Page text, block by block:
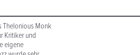
Thelonious Monk
Kritiker und
eigene